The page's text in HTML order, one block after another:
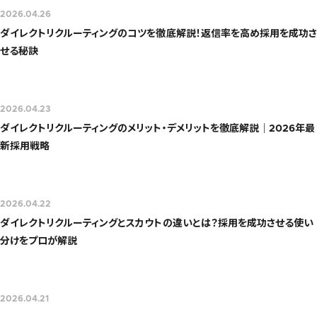
ダイレクトリクルーティングのコツを徹底解説！返信率を高め採用を成功さ
せる秘訣
2026.04.26
ダイレクトリクルーティングのメリット・デメリットを徹底解説｜2026年最
新採用戦略
2026.04.23
ダイレクトリクルーティングとスカウトの違いとは？採用を成功させる使い
分けをプロが解説
2026.04.22
2026.04.21